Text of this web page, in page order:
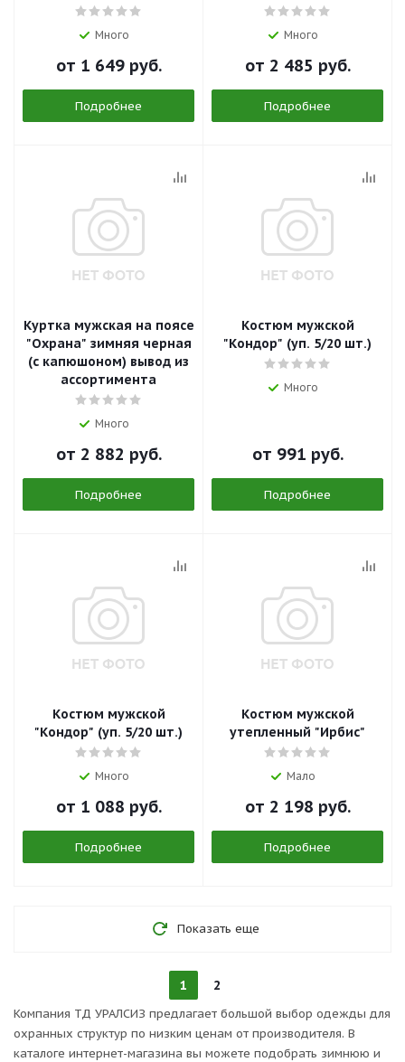
Много
от 1 649 руб.
Подробнее
Много
от 2 485 руб.
Подробнее
Куртка мужская на поясе
"Охрана" зимняя черная
(с капюшоном) вывод из
ассортимента
Много
от 2 882 руб.
Подробнее
Костюм мужской
"Кондор" (уп. 5/20 шт.)
Много
от 991 руб.
Подробнее
Костюм мужской
"Кондор" (уп. 5/20 шт.)
Много
от 1 088 руб.
Подробнее
Костюм мужской
утепленный "Ирбис"
Мало
от 2 198 руб.
Подробнее
Показать еще
1 2
Компания ТД УРАЛСИЗ предлагает большой выбор одежды для
охранных структур по низким ценам от производителя. В
каталоге интернет-магазина вы можете подобрать зимнюю и